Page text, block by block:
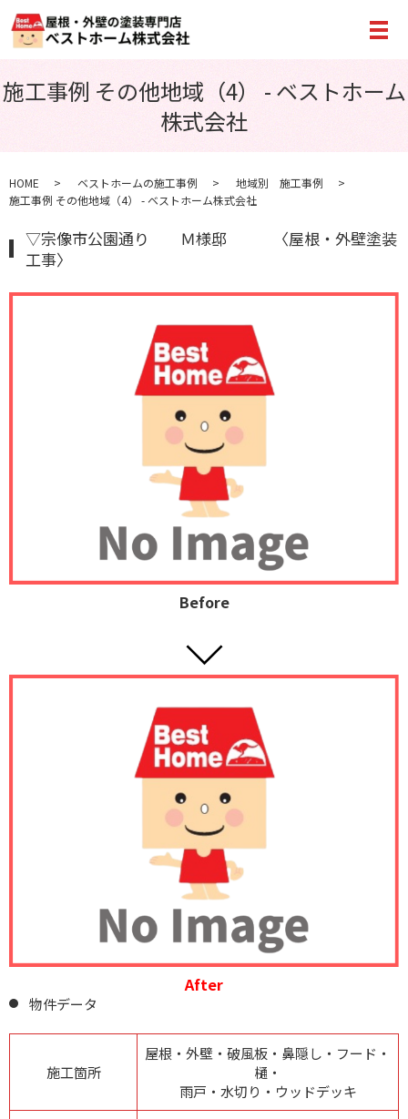
メ
施工事例 その他地域（4） - ベストホーム
株式会社
HOME ベストホームの施工事例
地域別 施工事例
施工事例 その他地域（4） - ベストホーム株式会社
▽宗像市公園通り Ｍ様邸 〈屋根・外壁塗装
工事〉
Before
After
物件データ
施工箇所
屋根・外壁・破風板・鼻隠し・フード・
樋・
雨戸・水切り・ウッドデッキ